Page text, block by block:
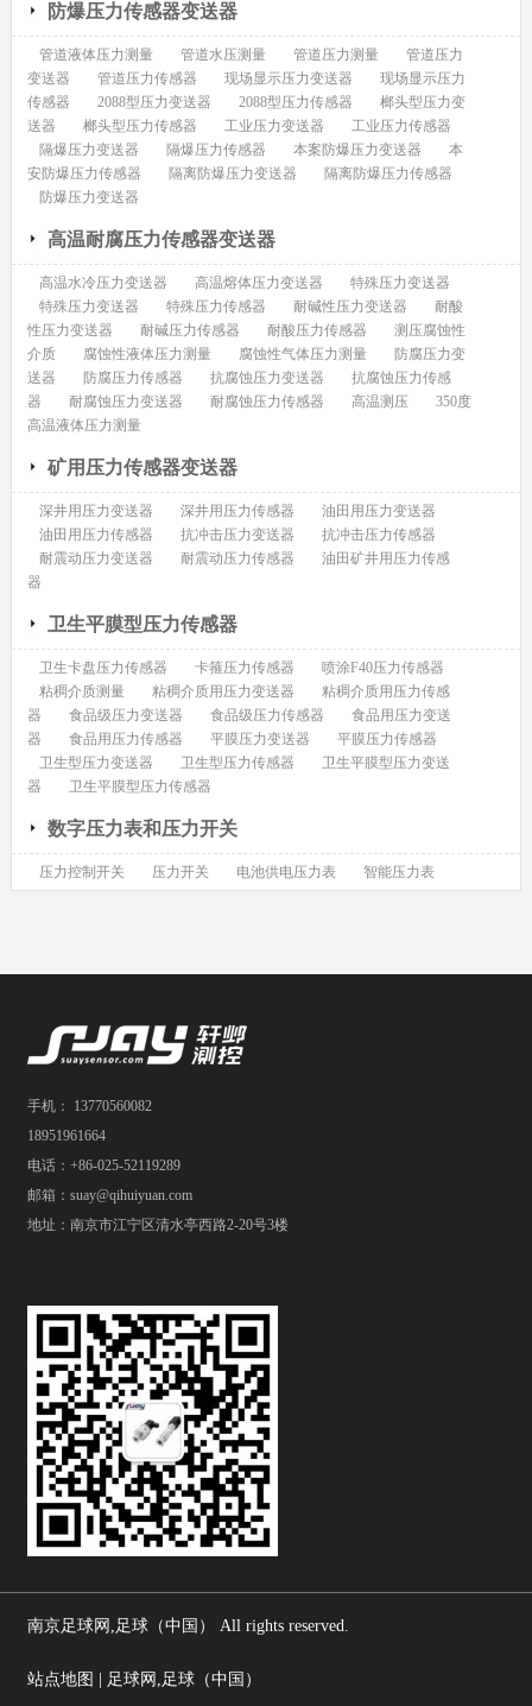
防爆压力传感器变送器
管道液体压力测量 管道水压测量 管道压力测量
管道压力
变送器
管道压力传感器 现场显示压力变送器
现场显示压力
传感器
2088型压力变送器 2088型压力传感器
榔头型压力变
送器
榔头型压力传感器 工业压力变送器
工业压力传感器
隔爆压力变送器
隔爆压力传感器 本案防爆压力变送器
本
安防爆压力传感器
隔离防爆压力变送器
隔离防爆压力传感器
防爆压力变送器
高温耐腐压力传感器变送器
高温水冷压力变送器 高温熔体压力变送器
特殊压力变送器
特殊压力变送器
特殊压力传感器 耐碱性压力变送器
耐酸
性压力变送器
耐碱压力传感器 耐酸压力传感器
测压腐蚀性
介质
腐蚀性液体压力测量 腐蚀性气体压力测量
防腐压力变
送器
防腐压力传感器 抗腐蚀压力变送器
抗腐蚀压力传感
器
耐腐蚀压力变送器 耐腐蚀压力传感器 高温测压
350度
高温液体压力测量
矿用压力传感器变送器
深井用压力变送器 深井用压力传感器
油田用压力变送器
油田用压力传感器
抗冲击压力变送器
抗冲击压力传感器
耐震动压力变送器
耐震动压力传感器
油田矿井用压力传感
器
卫生平膜型压力传感器
卫生卡盘压力传感器 卡箍压力传感器
喷涂F40压力传感器
粘稠介质测量
粘稠介质用压力变送器
粘稠介质用压力传感
器
食品级压力变送器 食品级压力传感器
食品用压力变送
器
食品用压力传感器 平膜压力变送器
平膜压力传感器
卫生型压力变送器
卫生型压力传感器
卫生平膜型压力变送
器
卫生平膜型压力传感器
数字压力表和压力开关
压力控制开关 压力开关 电池供电压力表 智能压力表
手机： 13770560082
18951961664
电话：+86-025-52119289
邮箱：suay@qihuiyuan.com
地址：南京市江宁区清水亭西路2-20号3楼
南京足球网,足球（中国） All rights reserved.
站点地图 | 足球网,足球（中国）